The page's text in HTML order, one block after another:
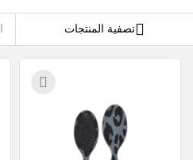
تصفية المنتجات